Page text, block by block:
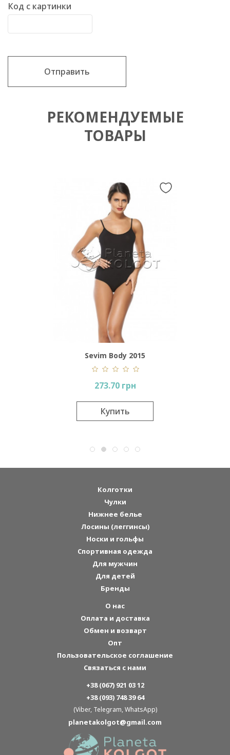
Код с картинки
Отправить
РЕКОМЕНДУЕМЫЕ
ТОВАРЫ
Sevim Body 2015
273.70 грн
Купить
Колготки
Чулки
Нижнее белье
Лосины (леггинсы)
Носки и гольфы
Спортивная одежда
Для мужчин
Для детей
Бренды
О нас
Оплата и доставка
Обмен и возварт
Опт
Пользовательское соглашение
Связаться с нами
+38 (067) 921 03 12
+38 (093) 748 39 64
(Viber, Telegram, WhatsApp)
planetakolgot@gmail.com